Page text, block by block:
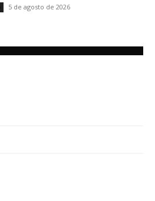
5 de agosto de 2026